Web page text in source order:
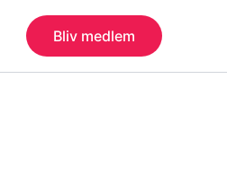
Bliv medlem